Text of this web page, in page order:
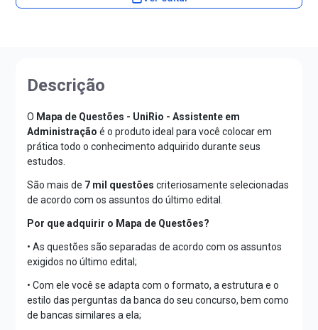
Descrição
O Mapa de Questões - UniRio - Assistente em
Administração é o produto ideal para você colocar em
prática todo o conhecimento adquirido durante seus
estudos.
São mais de 7 mil questões criteriosamente selecionadas
de acordo com os assuntos do último edital.
Por que adquirir o Mapa de Questões?
• As questões são separadas de acordo com os assuntos
exigidos no último edital;
• Com ele você se adapta com o formato, a estrutura e o
estilo das perguntas da banca do seu concurso, bem como
de bancas similares a ela;